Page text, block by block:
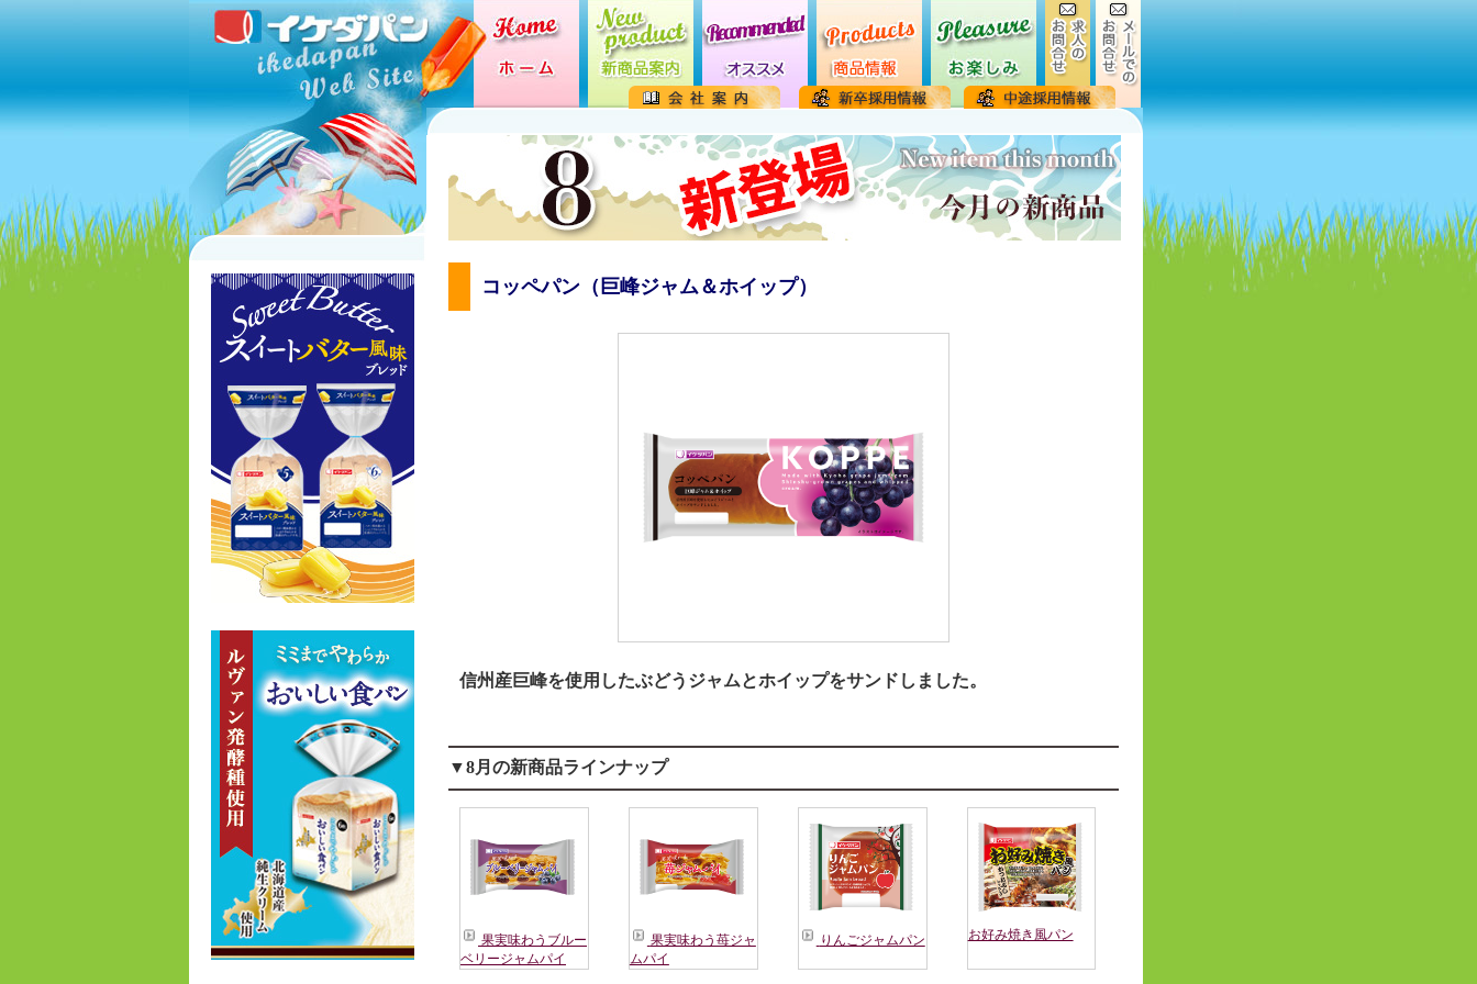
コッペパン（巨峰ジャム＆ホイップ）
信州産巨峰を使用したぶどうジャムとホイップをサンドしました。
▼8月の新商品ラインナップ
果実味わうブルー
ベリージャムパイ
果実味わう苺ジャ
ムパイ
りんごジャムパン お好み焼き風パン